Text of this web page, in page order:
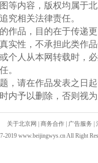
等内容，版权均属于
究相关法律责任。
作品，目的在于传递
实性，不承担此类作
个人从本网转载时，
。
，请在作品发表之日
内予以删除，否则视
关于北京网 商务合作 广告服务
2019 www.beijingwys.cn All Right